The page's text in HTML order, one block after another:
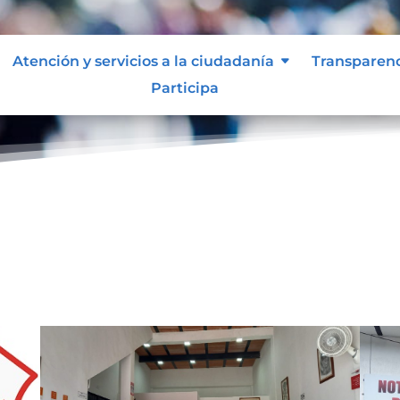
Atención y servicios a la ciudadanía
Participa